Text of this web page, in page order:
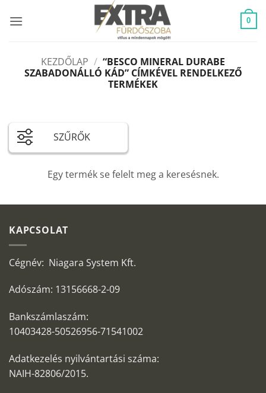
0
KEZDŐLAP / “BESCO MINERAL DURABE
SZABADONÁLLÓ KÁD” CÍMKÉVEL RENDELKEZŐ
TERMÉKEK
SZŰRŐK
Egy termék se felelt meg a keresésnek.
KAPCSOLAT
Cégnév: Niagara System Kft.
Adószám: 13156668-2-09
Bankszámlaszám:
10403428-50526956-71541002
Adatkezelés nyilvántartási száma:
NAIH-82806/2015.